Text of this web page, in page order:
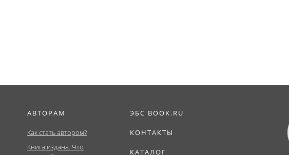
АВТОРАМ
Как стать автором?
Книга издана. Что
ЭБС BOOK.RU
КОНТАКТЫ
КАТАЛОГ